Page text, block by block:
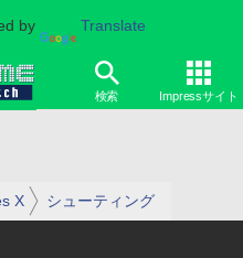
by Translate
検索 Impressサイト
X シューティング